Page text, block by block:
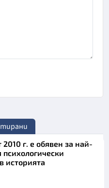
г. е обявен за най-
психологически
историята